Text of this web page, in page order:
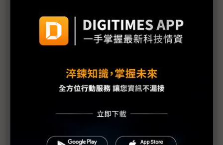
罕見發「不可抗力通知」
（獨家）中東戰事與AI需求推升成本壓力 供應鏈製
鎢鉭等高溫金屬價格翻倍 化合物半導體憂中東衝擊
貴金屬、化工產品價格飆漲 中東局勢推升PCB成本